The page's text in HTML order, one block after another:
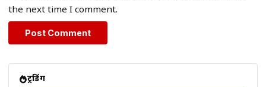
the next time I comment.
ट्रेंडिंग